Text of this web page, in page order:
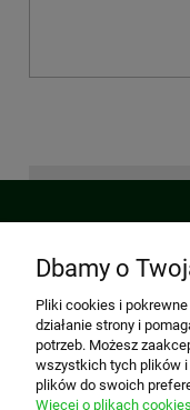
Dbamy o
Pliki cookies i
działanie strony i
potrzeb. Możesz
wszystkich tych plików
plików do swoich
Więcej o plikach